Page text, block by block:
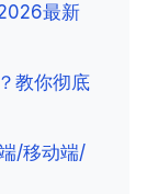
最新
教你彻底
/移动端/